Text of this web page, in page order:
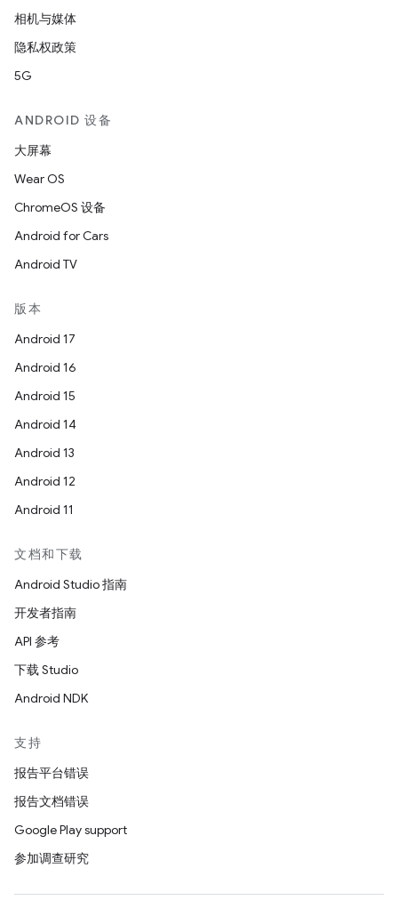
相机与媒体
隐私权政策
5G
ANDROID 设备
大屏幕
Wear OS
ChromeOS 设备
Android for Cars
Android TV
版本
Android 17
Android 16
Android 15
Android 14
Android 13
Android 12
Android 11
文档和下载
Android Studio 指南
开发者指南
API 参考
下载 Studio
Android NDK
支持
报告平台错误
报告文档错误
Google Play support
参加调查研究